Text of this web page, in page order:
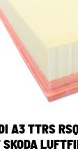
für Sie: Um
die Möglichkeit,
die
VW:
mitzuteilen. Wir
zum
A3 TTRS